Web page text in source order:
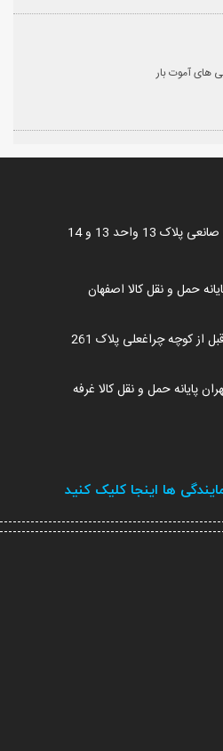
های آموت بار
13 واحد 13 و 14
حمل و نقل کالا اصفهان
از کوچه چراغعلی پلاک 261
ها اینجا کلیک کنید